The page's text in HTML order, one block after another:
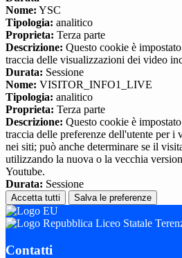
Nome: YSC
Tipologia: analitico
Proprieta: Terza parte
Descrizione: Questo cookie è
traccia delle visualizzazioni dei video
Durata: Sessione
Nome: VISITOR_INFO1_LIVE
Tipologia: analitico
Proprieta: Terza parte
Descrizione: Questo cookie è
traccia delle preferenze dell'utente per i
nei siti; può anche determinare se il
utilizzando la nuova o la vecchia
Youtube.
Durata: Sessione
Accetta tutti Salva le preferenze
Liceo Statale
Contatti